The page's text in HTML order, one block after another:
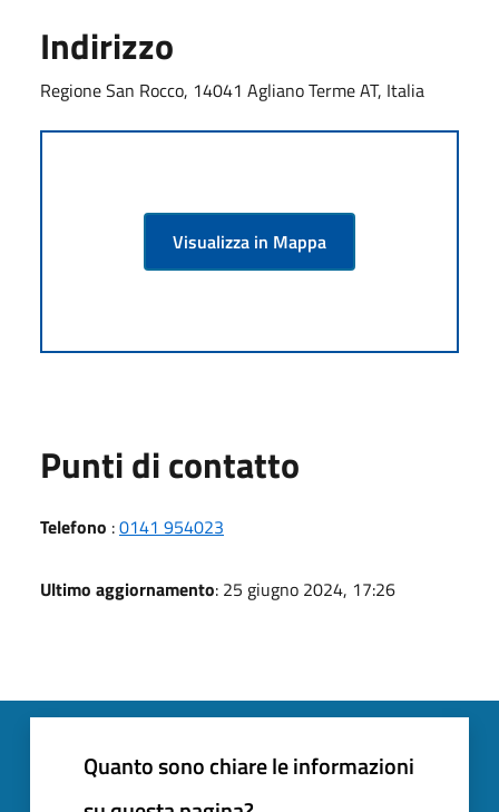
Indirizzo
Regione San Rocco, 14041 Agliano Terme AT, Italia
Visualizza in Mappa
Punti di contatto
Telefono :0141 954023
Ultimo aggiornamento: 25 giugno 2024, 17:26
Quanto sono chiare le informazioni